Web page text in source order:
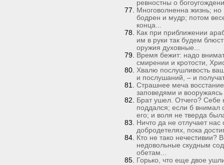
ревностны о
Многоволненна жизнь;
бодрен и мудр; потом
конца...
Как при приближении
им в руки так будем
оружия духовные...
Время бежит: надо
смирении и кротости,
Хвалю послушливость
и послушаний, – и
Страшнее меча
заповедями и
Брат ушел. Отчего?
поддался; если б внимал
его; и воля не тверда
Ничто да не отлучает
добродетелях, пока
Кто не тако
недовольные скудным
обетам...
Горько, что еще двое